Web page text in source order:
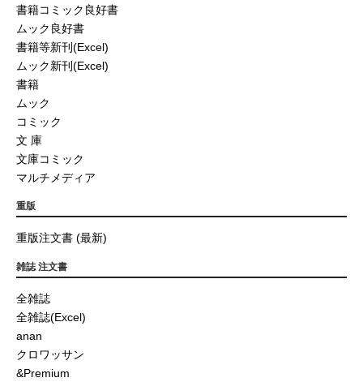
書籍コミック良好書
ムック良好書
書籍等新刊(Excel)
ムック新刊(Excel)
書籍
ムック
コミック
文 庫
文庫コミック
マルチメディア
重版
重版注文書 (最新)
雑誌 注文書
全雑誌
全雑誌(Excel)
anan
クロワッサン
&Premium